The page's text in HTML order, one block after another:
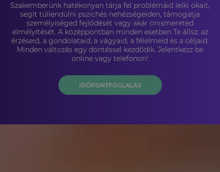
Szakemberünk hatékonyan tárja fel problémáid lelki okait,
segít túllendülni pszichés nehézségeiden, támogatja
személyiséged fejlődését vagy akár önismereted
elmélyítését. A középpontban minden esetben Te állsz: az
érzéseid, a gondolataid, a vágyaid, a félelmeid és a céljaid.
Minden változás egy döntéssel kezdődik. Jelentkezz be
online vagy telefonon!
IDŐPONTFOGLALÁS